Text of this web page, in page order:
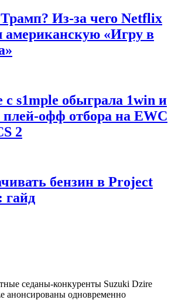
Из-за чего Netflix
«Игру в
с s1mple обыграла 1win и
офф отбора на EWC
2
бензин в Project
гайд
седаны-конкуренты Suzuki Dzire
анонсированы одновременно